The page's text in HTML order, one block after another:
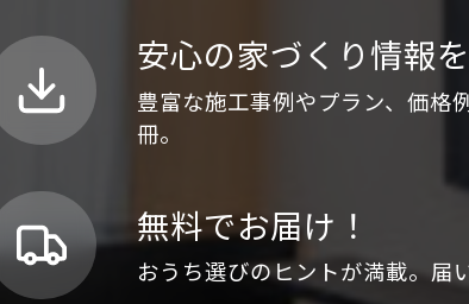
安心の家づくり情報を
豊富な施工事例やプラン、価格
冊。
無料でお届け！
おうち選びのヒントが満載。届